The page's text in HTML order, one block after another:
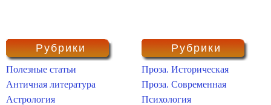
Рубрики
Полезные статьи
Античная литература
Астрология
Рубрики
Проза. Историческая
Проза. Современная
Психология